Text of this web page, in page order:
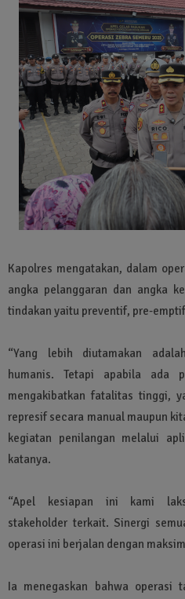
Kapolres mengatakan, dalam
angka pelanggaran dan angka
tindakan yaitu preventif, pre-
“Yang lebih diutamakan
humanis. Tetapi apabila ada
mengakibatkan fatalitas tinggi,
represif secara manual maupun
kegiatan penilangan melalui
katanya.
“Apel kesiapan ini kami
stakeholder terkait. Sinergi
operasi ini berjalan dengan
Ia menegaskan bahwa operasi